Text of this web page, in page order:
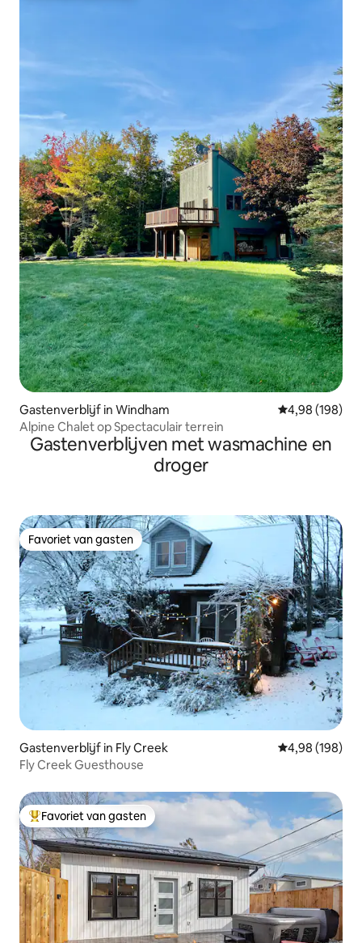
Gastenverblijf in Windham Gemiddelde
4,98 (198)
Alpine Chalet op Spectaculair terrein
Gastenverblijven met wasmachine en
droger
Favoriet van gasten
Favoriet van gasten
Gastenverblijf in Fly Creek Gemiddelde
4,98 (198)
Fly Creek Guesthouse
Topfavoriet van gasten
Favoriet van gasten